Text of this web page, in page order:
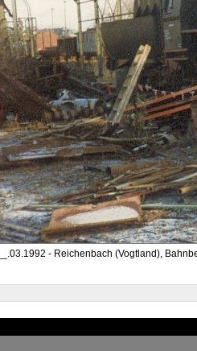
__.03.1992 - Reichenbach (Vogtland),